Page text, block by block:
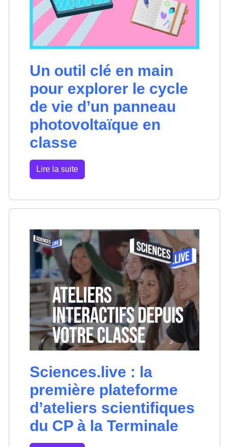
Un outil clé en main
pour explorer le cycle
de vie d’un panneau
photovoltaïque en
classe
Lire la suite
Sciences.live : la
première plateforme
d’ateliers scientifiques
du CP à la Terminale